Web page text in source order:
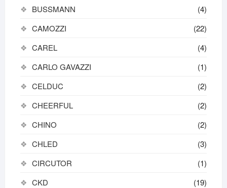
BUSSMANN
(4)
CAMOZZI
(22)
CAREL
(4)
CARLO GAVAZZI
(1)
CELDUC
(2)
CHEERFUL
(2)
CHINO
(2)
CHLED
(3)
CIRCUTOR
(1)
CKD
(19)